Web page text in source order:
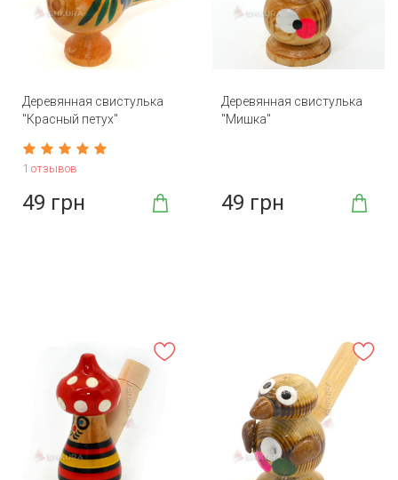
Деревянная свистулька
"Красный петух"
1 отзывов
49 грн
Деревянная свистулька
"Мишка"
49 грн